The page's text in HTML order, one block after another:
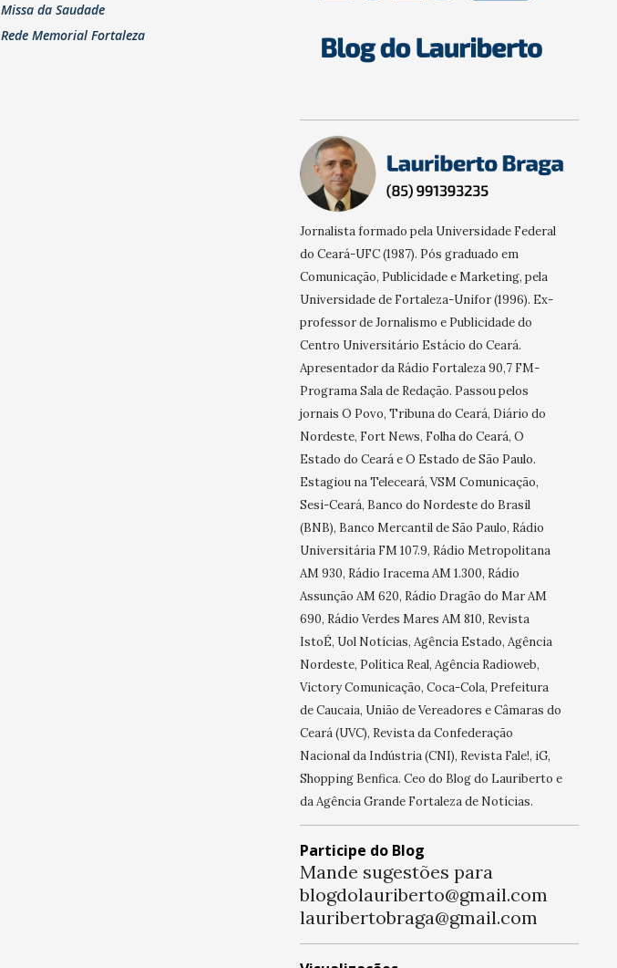
Missa da Saudade
Rede Memorial Fortaleza
Jornalista formado pela Universidade Federal
do Ceará-UFC (1987). Pós graduado em
Comunicação, Publicidade e Marketing, pela
Universidade de Fortaleza-Unifor (1996). Ex-
professor de Jornalismo e Publicidade do
Centro Universitário Estácio do Ceará.
Apresentador da Rádio Fortaleza 90,7 FM-
Programa Sala de Redação. Passou pelos
jornais O Povo, Tribuna do Ceará, Diário do
Nordeste, Fort News, Folha do Ceará, O
Estado do Ceará e O Estado de São Paulo.
Estagiou na Teleceará, VSM Comunicação,
Sesi-Ceará, Banco do Nordeste do Brasil
(BNB), Banco Mercantil de São Paulo, Rádio
Universitária FM 107.9, Rádio Metropolitana
AM 930, Rádio Iracema AM 1.300, Rádio
Assunção AM 620, Rádio Dragão do Mar AM
690, Rádio Verdes Mares AM 810, Revista
IstoÉ, Uol Notícias, Agência Estado, Agência
Nordeste, Política Real, Agência Radioweb,
Victory Comunicação, Coca-Cola, Prefeitura
de Caucaia, União de Vereadores e Câmaras do
Ceará (UVC), Revista da Confederação
Nacional da Indústria (CNI), Revista Fale!, iG,
Shopping Benfica. Ceo do Blog do Lauriberto e
da Agência Grande Fortaleza de Notícias.
Participe do Blog
Mande sugestões para
blogdolauriberto@gmail.com
lauribertobraga@gmail.com